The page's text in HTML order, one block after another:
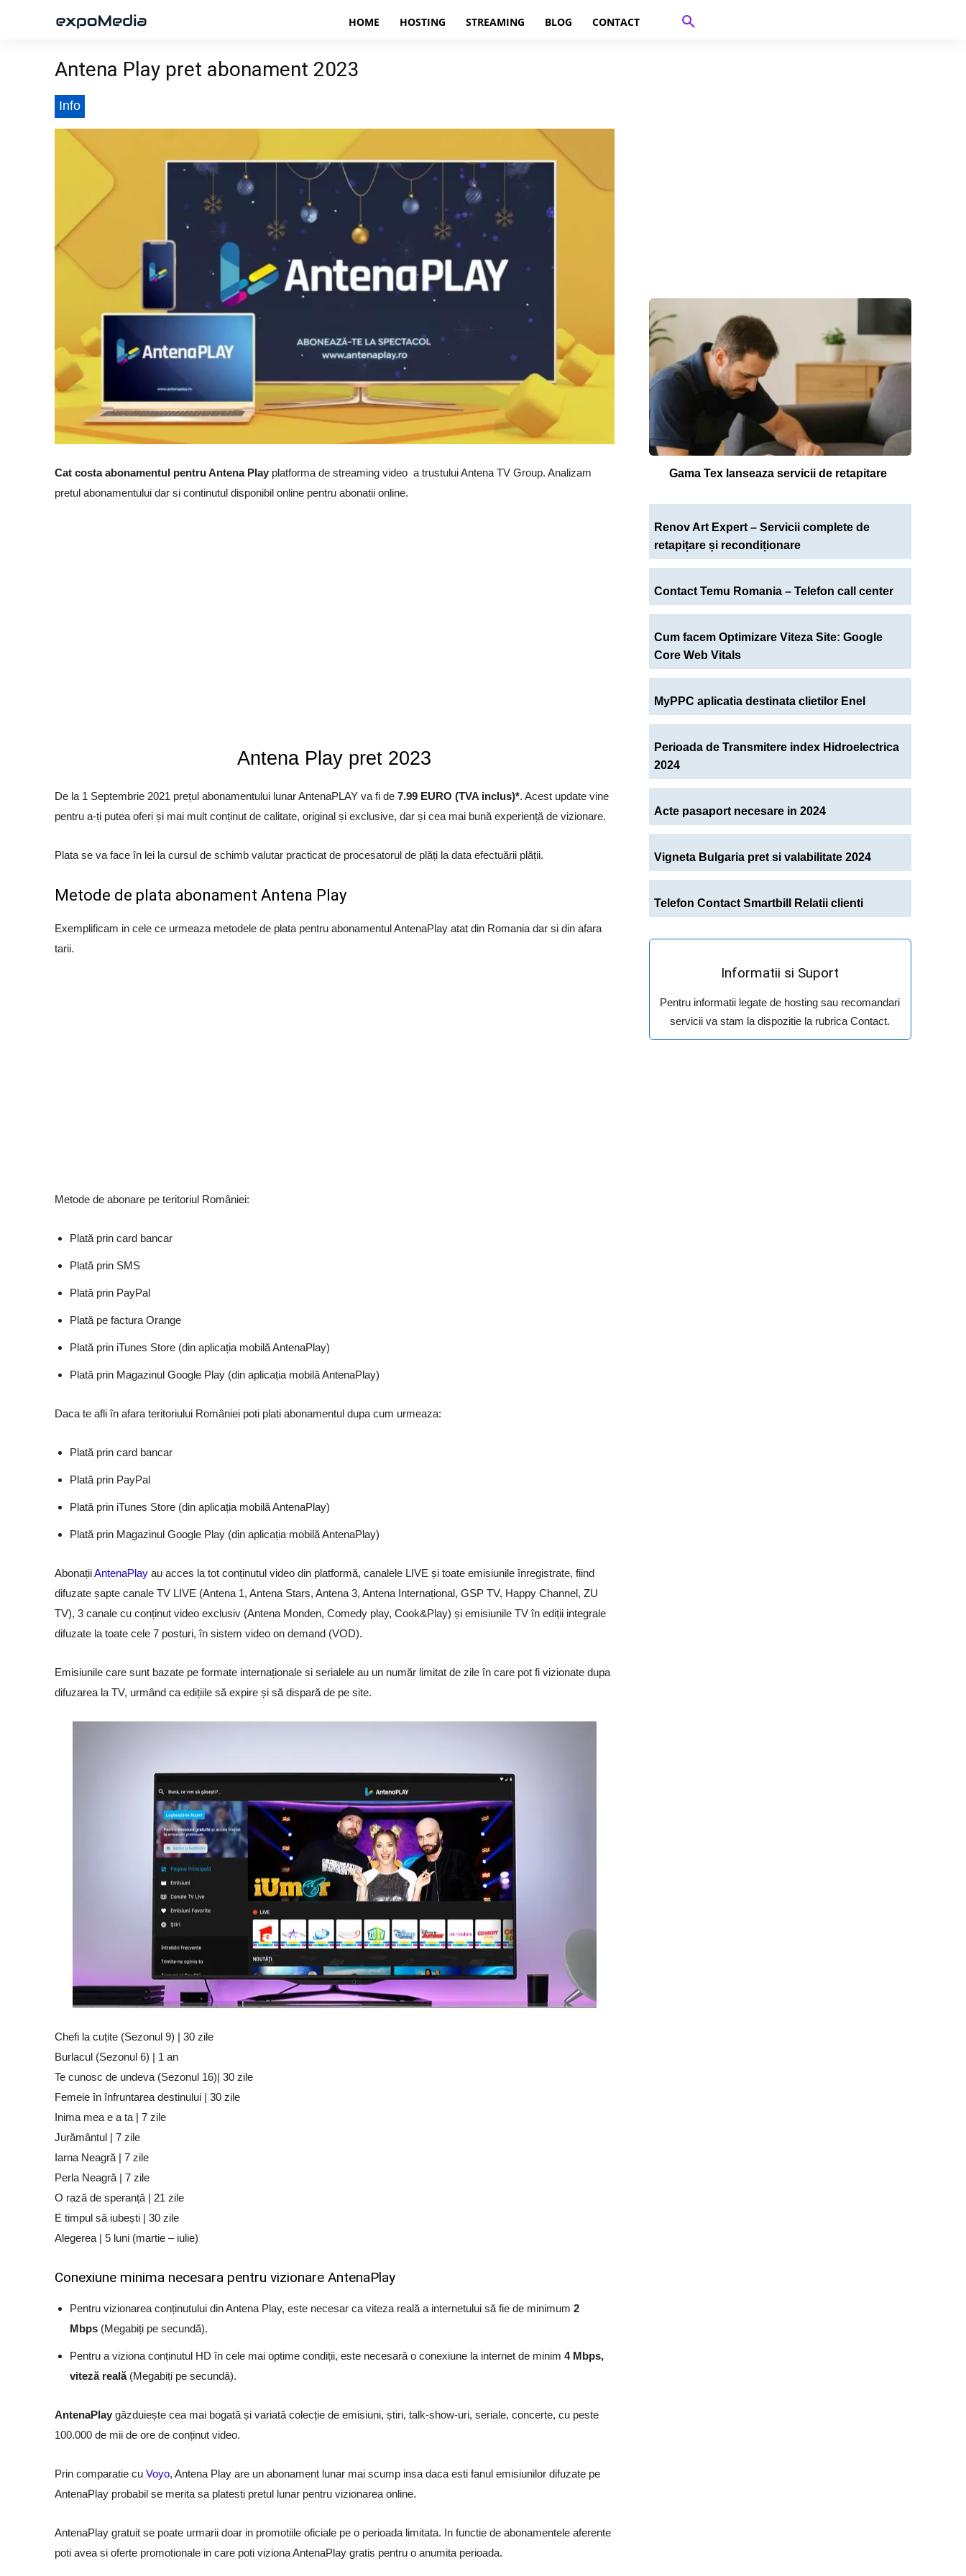
HOME HOSTING STREAMING BLOG CONTACT
Antena Play pret abonament 2023
Info
Cat costa abonamentul pentru Antena Play platforma de streaming video a trustului Antena TV Group. Analizam
pretul abonamentului dar si continutul disponibil online pentru abonatii online.
Antena Play pret 2023
De la 1 Septembrie 2021 prețul abonamentului lunar AntenaPLAY va fi de 7.99 EURO (TVA inclus)*. Acest update vine
pentru a-ți putea oferi și mai mult conținut de calitate, original și exclusive, dar și cea mai bună experiență de vizionare.
Plata se va face în lei la cursul de schimb valutar practicat de procesatorul de plăți la data efectuării plății.
Metode de plata abonament Antena Play
Exemplificam in cele ce urmeaza metodele de plata pentru abonamentul AntenaPlay atat din Romania dar si din afara
tarii.
Metode de abonare pe teritoriul României:
Plată prin card bancar
Plată prin SMS
Plată prin PayPal
Plată pe factura Orange
Plată prin iTunes Store (din aplicația mobilă AntenaPlay)
Plată prin Magazinul Google Play (din aplicația mobilă AntenaPlay)
Daca te afli în afara teritoriului României poti plati abonamentul dupa cum urmeaza:
Plată prin card bancar
Plată prin PayPal
Plată prin iTunes Store (din aplicația mobilă AntenaPlay)
Plată prin Magazinul Google Play (din aplicația mobilă AntenaPlay)
AbonațiiAntenaPlay au acces la tot conținutul video din platformă, canalele LIVE și toate emisiunile înregistrate, fiind
difuzate șapte canale TV LIVE (Antena 1, Antena Stars, Antena 3, Antena Internațional, GSP TV, Happy Channel, ZU
TV), 3 canale cu conținut video exclusiv (Antena Monden, Comedy play, Cook&Play) și emisiunile TV în ediții integrale
difuzate la toate cele 7 posturi, în sistem video on demand (VOD).
Emisiunile care sunt bazate pe formate internaționale si serialele au un număr limitat de zile în care pot fi vizionate dupa
difuzarea la TV, urmând ca edițiile să expire și să dispară de pe site.
Chefi la cuțite (Sezonul 9) | 30 zile
Burlacul (Sezonul 6) | 1 an
Te cunosc de undeva (Sezonul 16)| 30 zile
Femeie în înfruntarea destinului | 30 zile
Inima mea e a ta | 7 zile
Jurământul | 7 zile
Iarna Neagră | 7 zile
Perla Neagră | 7 zile
O rază de speranță | 21 zile
E timpul să iubești | 30 zile
Alegerea | 5 luni (martie – iulie)
Conexiune minima necesara pentru vizionare AntenaPlay
Pentru vizionarea conținutului din Antena Play, este necesar ca viteza reală a internetului să fie de minimum 2
Mbps (Megabiți pe secundă).
Pentru a viziona conținutul HD în cele mai optime condiții, este necesară o conexiune la internet de minim 4 Mbps,
viteză reală(Megabiți pe secundă).
AntenaPlay găzduiește cea mai bogată și variată colecție de emisiuni, știri, talk-show-uri, seriale, concerte, cu peste
100.000 de mii de ore de conținut video.
Prin comparatie cu Voyo, Antena Play are un abonament lunar mai scump insa daca esti fanul emisiunilor difuzate pe
AntenaPlay probabil se merita sa platesti pretul lunar pentru vizionarea online.
AntenaPlay gratuit se poate urmarii doar in promotiile oficiale pe o perioada limitata. In functie de abonamentele aferente
poti avea si oferte promotionale in care poti viziona AntenaPlay gratis pentru o anumita perioada.
Gama Tex lanseaza servicii de retapitare
Renov Art Expert – Servicii complete de
retapițare și recondiționare
Contact Temu Romania – Telefon call center
Cum facem Optimizare Viteza Site: Google
Core Web Vitals
MyPPC aplicatia destinata clietilor Enel
Perioada de Transmitere index Hidroelectrica
2024
Acte pasaport necesare in 2024
Vigneta Bulgaria pret si valabilitate 2024
Telefon Contact Smartbill Relatii clienti
Informatii si Suport
Pentru informatii legate de hosting sau recomandari
servicii va stam la dispozitie la rubrica Contact.